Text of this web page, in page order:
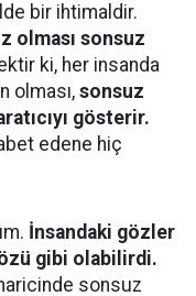
bir ihtimaldir.
olması sonsuz
ki, her insanda
olması,sonsuz
gösterir.
edene hiç
İnsandaki gözler
gibi olabilirdi.
sonsuz